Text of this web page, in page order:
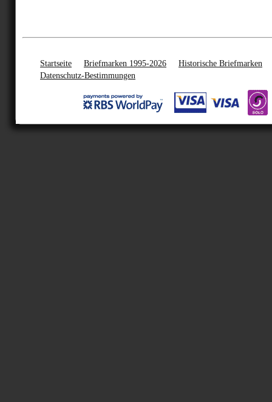
Startseite Briefmarken 1995-2026
Historische Briefmarken
Datenschutz-Bestimmungen